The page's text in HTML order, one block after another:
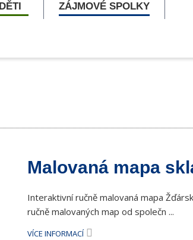
ZÁJMOVÉ SPOLKY
Malovaná mapa
Interaktivní ručně malovaná mapa
ručně malovaných map od společn ...
VÍCE INFORMACÍ